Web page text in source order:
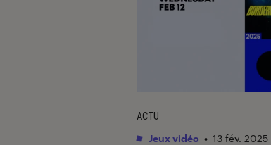
ACTU
Jeux vidéo • 13 fév. 2025